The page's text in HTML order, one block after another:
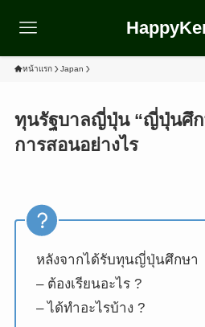
หน้าแรก Japan
ทุนรัฐบาลญี่ปุ่น “ญี่ปุ่นศึก
การสอนอย่างไร
หลังจากได้รับทุนญี่ปุ่นศึกษา
– ต้องเรียนอะไร ?
– ได้ทำอะไรบ้าง ?